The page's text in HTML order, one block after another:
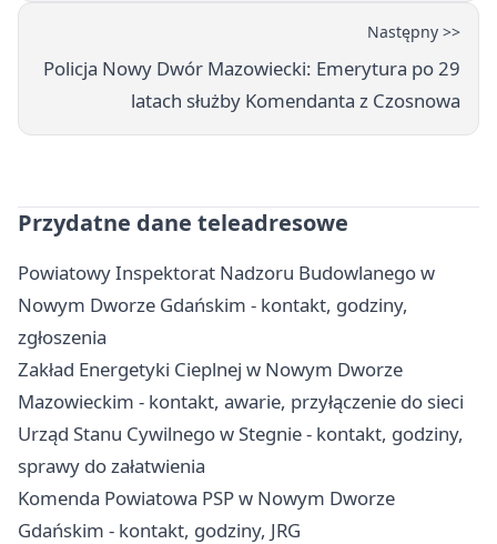
Następny >>
Policja Nowy Dwór Mazowiecki: Emerytura po 29
latach służby Komendanta z Czosnowa
Przydatne dane teleadresowe
Powiatowy Inspektorat Nadzoru Budowlanego w
Nowym Dworze Gdańskim - kontakt, godziny,
zgłoszenia
Zakład Energetyki Cieplnej w Nowym Dworze
Mazowieckim - kontakt, awarie, przyłączenie do sieci
Urząd Stanu Cywilnego w Stegnie - kontakt, godziny,
sprawy do załatwienia
Komenda Powiatowa PSP w Nowym Dworze
Gdańskim - kontakt, godziny, JRG